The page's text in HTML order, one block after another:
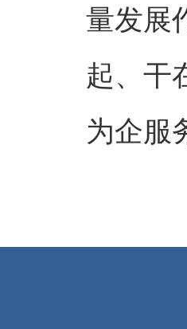
量发展
起、干
为企服